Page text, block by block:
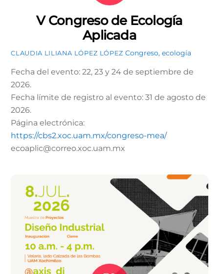
V Congreso de Ecología
Aplicada
CLAUDIA LILIANA LÓPEZ LÓPEZ Congreso, ecología
Fecha del evento: 22, 23 y 24 de septiembre de
2026.
Fecha límite de registro al evento: 31 de agosto de
2026.
Página electrónica:
https://cbs2.xoc.uam.mx/congreso-mea/
ecoaplic@correo.xoc.uam.mx